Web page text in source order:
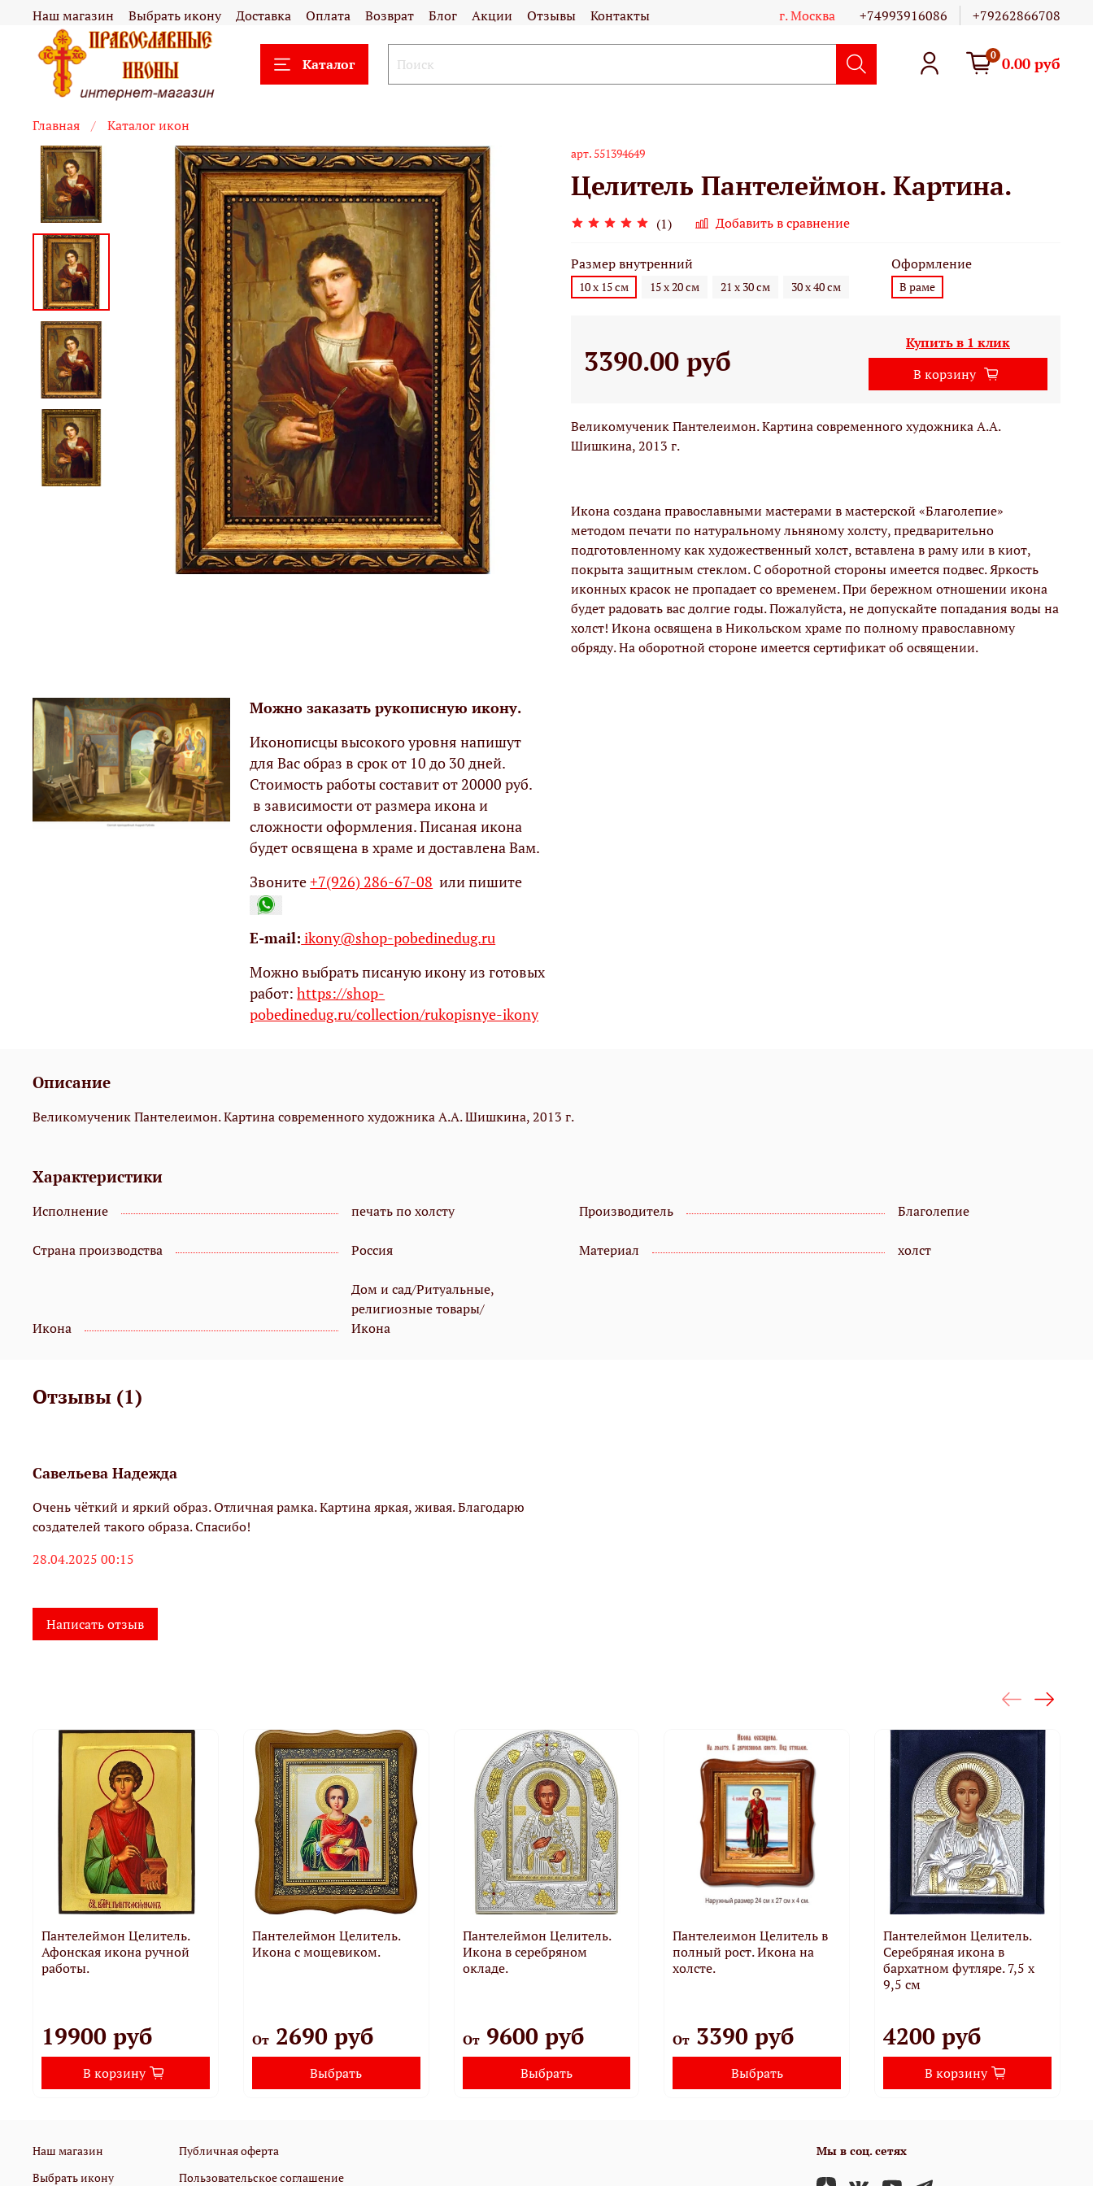
Наш магазин Выбрать икону Доставка Оплата Возврат Блог Акции Отзывы Контакты г. Москва +74993916086 +79262866708
Каталог
0 0.00 руб
Главная Каталог икон
арт. 551394649
Целитель Пантелеймон. Картина.
(1) Добавить в сравнение
Размер внутренний
10 х 15 см 15 х 20 см 21 х 30 см 30 х 40 см
Оформление
В раме
3390.00 руб
Купить в 1 клик
В корзину
Великомученик Пантелеимон. Картина современного художника А.А.
Шишкина, 2013 г.
Икона создана православными мастерами в мастерской «Благолепие»
методом печати по натуральному льняному холсту, предварительно
подготовленному как художественный холст, вставлена в раму или в киот,
покрыта защитным стеклом. С оборотной стороны имеется подвес. Яркость
иконных красок не пропадает со временем. При бережном отношении икона
будет радовать вас долгие годы. Пожалуйста, не допускайте попадания воды на
холст! Икона освящена в Никольском храме по полному православному
обряду. На оборотной стороне имеется сертификат об освящении.
Можно заказать рукописную икону.
Иконописцы высокого уровня напишут
для Вас образ в срок от 10 до 30 дней.
Стоимость работы составит от 20000 руб.
в зависимости от размера икона и
сложности оформления. Писаная икона
будет освящена в храме и доставлена Вам.
Звоните+7(926) 286-67-08 или пишите
Е-mail: ikony@shop-pobedinedug.ru
Можно выбрать писаную икону из готовых
работ:https://shop-
pobedinedug.ru/collection/rukopisnye-ikony
Описание
Великомученик Пантелеимон. Картина современного художника А.А. Шишкина, 2013 г.
Характеристики
Исполнение печать по холсту Производитель Благолепие
Страна производства Россия Материал холст
Икона
Дом и сад/Ритуальные,
религиозные товары/
Икона
Отзывы (1)
Савельева Надежда
Очень чёткий и яркий образ. Отличная рамка. Картина яркая, живая. Благодарю
создателей такого образа. Спасибо!
28.04.2025 00:15
Написать отзыв
Пантелеймон Целитель.
Афонская икона ручной
работы.
19900 руб
В корзину
Пантелеймон Целитель.
Икона с мощевиком.
От2690 руб
Выбрать
Пантелеймон Целитель.
Икона в серебряном
окладе.
От9600 руб
Выбрать
Пантелеимон Целитель в
полный рост. Икона на
холсте.
От 3390 руб
Выбрать
Пантелеймон Целитель.
Серебряная икона в
бархатном футляре. 7,5 х
9,5 см
4200 руб
В корзину
Наш магазин
Выбрать икону
Публичная оферта
Пользовательское соглашение
Мы в соц. сетях